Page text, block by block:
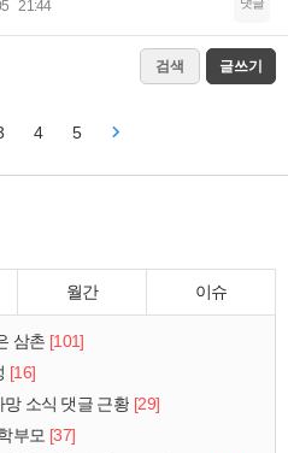
21:44
검색 글쓰기
4 5
월간 이슈
삼촌 [101]
[16]
소식 댓글 근황 [29]
부모 [37]